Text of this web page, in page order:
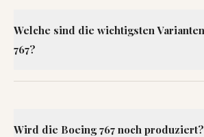
Welche sind die wichtigsten
767?
Wird die Boeing 767 noch produziert?